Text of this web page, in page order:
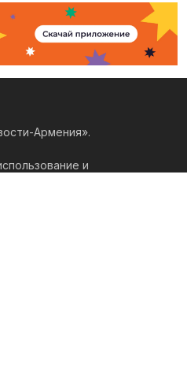
Армения».
и